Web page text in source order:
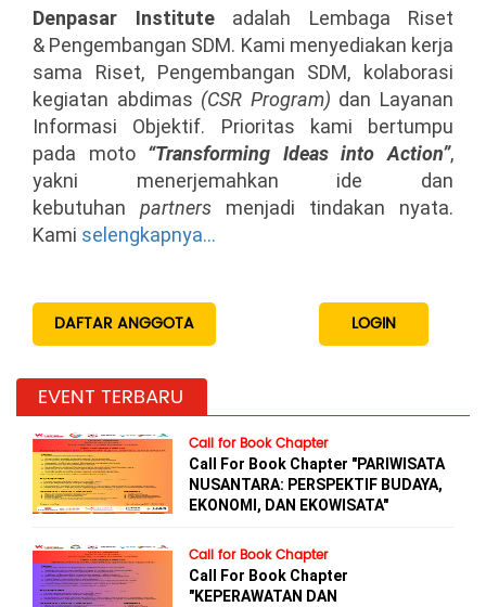
Info Lengkap
PKBM Wahana Edukasi
Denpasar Instituteadalah Lembaga Riset
& Pengembangan SDM. Kami menyediakan kerja
sama Riset, Pengembangan SDM, kolaborasi
kegiatan abdimas (CSR Program) dan Layanan
Informasi Objektif. Prioritas kami bertumpu
pada moto “Transforming Ideas into Action”,
yakni menerjemahkan ide dan
kebutuhan partners menjadi tindakan nyata.
Kami selengkapnya...
DAFTAR ANGGOTA LOGIN
EVENT TERBARU
Call for Book Chapter
Call For Book Chapter "PARIWISATA
NUSANTARA: PERSPEKTIF BUDAYA,
EKONOMI, DAN EKOWISATA"
Call for Book Chapter
Call For Book Chapter
"KEPERAWATAN DAN